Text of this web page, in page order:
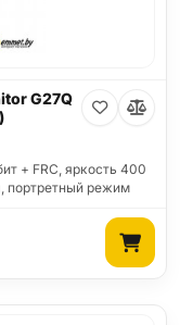
G27Q
+ FRC, яркость 400
портретный режим